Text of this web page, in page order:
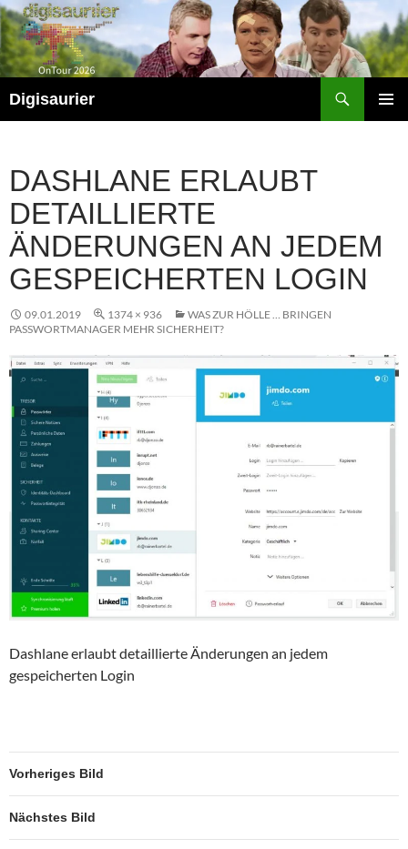
Zum
Inhalt
springen
Digisaurier
DASHLANE ERLAUBT
DETAILLIERTE
ÄNDERUNGEN AN JEDEM
GESPEICHERTEN LOGIN
09.01.2019 1374 × 936
WAS ZUR HÖLLE … BRINGEN
PASSWORTMANAGER MEHR SICHERHEIT?
Dashlane erlaubt detaillierte Änderungen an jedem
gespeicherten Login
Vorheriges Bild
Nächstes Bild